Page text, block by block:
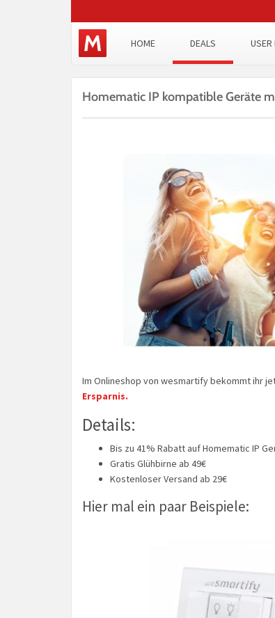
HOME DEALS USER
Homematic IP kompatible Geräte
Im Onlineshop von wesmartify bekommt ihr
Ersparnis.
Details:
Bis zu 41% Rabatt auf Homematic IP
Gratis Glühbirne ab 49€
Kostenloser Versand ab 29€
Hier mal ein paar Beispiele: